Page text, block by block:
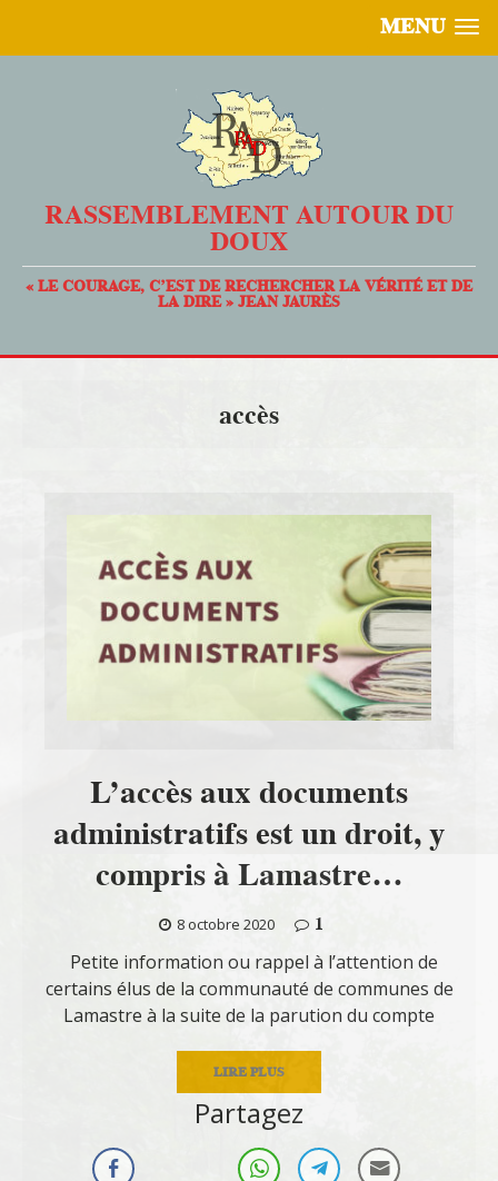
MENU
RASSEMBLEMENT AUTOUR DU
DOUX
« LE COURAGE, C’EST DE RECHERCHER LA VÉRITÉ ET DE
LA DIRE » JEAN JAURÈS
accès
L’accès aux documents
administratifs est un droit, y
compris à Lamastre…
8 octobre 2020
1
Petite information ou rappel à l’attention de
certains élus de la communauté de communes de
Lamastre à la suite de la parution du compte
LIRE PLUS
Partagez